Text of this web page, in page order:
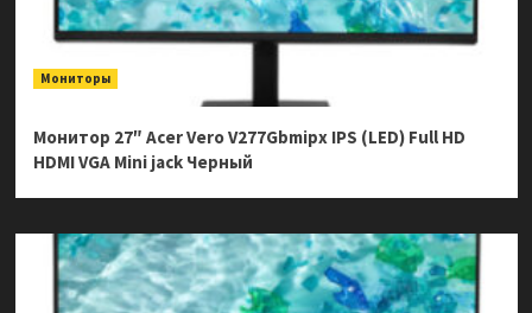
Мониторы
Монитор 27″ Acer Vero V277Gbmipx IPS (LED) Full HD
HDMI VGA Mini jack Черный